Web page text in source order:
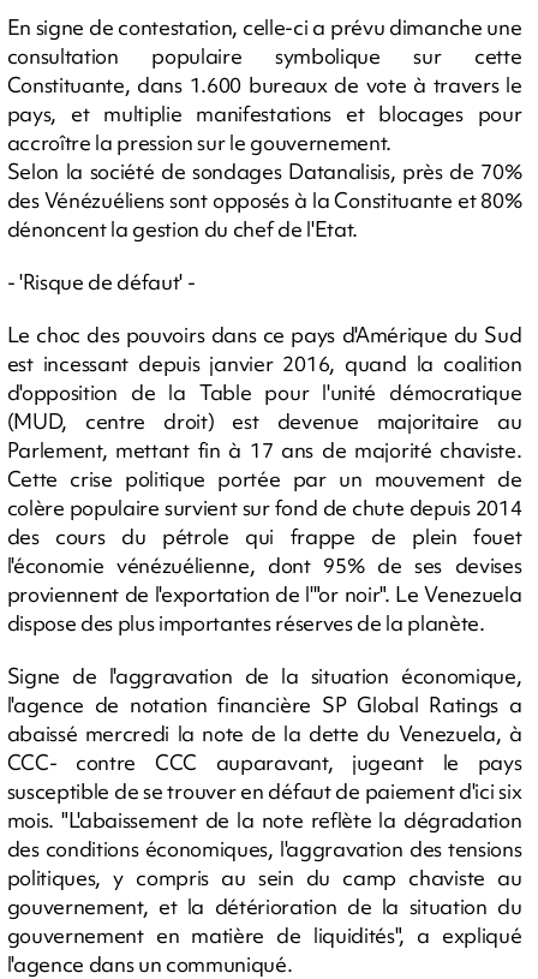
En signe de contestation, celle-ci a prévu dimanche une
consultation populaire symbolique sur cette
Constituante, dans 1.600 bureaux de vote à travers le
pays, et multiplie manifestations et blocages pour
accroître la pression sur le gouvernement.
Selon la société de sondages Datanalisis, près de 70%
des Vénézuéliens sont opposés à la Constituante et 80%
dénoncent la gestion du chef de l'Etat.
- 'Risque de défaut' -
Le choc des pouvoirs dans ce pays d'Amérique du Sud
est incessant depuis janvier 2016, quand la coalition
d'opposition de la Table pour l'unité démocratique
(MUD, centre droit) est devenue majoritaire au
Parlement, mettant fin à 17 ans de majorité chaviste.
Cette crise politique portée par un mouvement de
colère populaire survient sur fond de chute depuis 2014
des cours du pétrole qui frappe de plein fouet
l'économie vénézuélienne, dont 95% de ses devises
proviennent de l'exportation de l'"or noir". Le Venezuela
dispose des plus importantes réserves de la planète.
Signe de l'aggravation de la situation économique,
l'agence de notation financière SP Global Ratings a
abaissé mercredi la note de la dette du Venezuela, à
CCC- contre CCC auparavant, jugeant le pays
susceptible de se trouver en défaut de paiement d'ici six
mois. "L'abaissement de la note reflète la dégradation
des conditions économiques, l'aggravation des tensions
politiques, y compris au sein du camp chaviste au
gouvernement, et la détérioration de la situation du
gouvernement en matière de liquidités", a expliqué
l'agence dans un communiqué.